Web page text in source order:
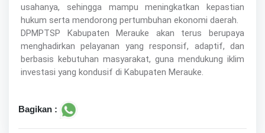
usahanya, sehingga mampu meningkatkan kepastian
hukum serta mendorong pertumbuhan ekonomi daerah.
DPMPTSP Kabupaten Merauke akan terus berupaya
menghadirkan pelayanan yang responsif, adaptif, dan
berbasis kebutuhan masyarakat, guna mendukung iklim
investasi yang kondusif di Kabupaten Merauke.
Bagikan :